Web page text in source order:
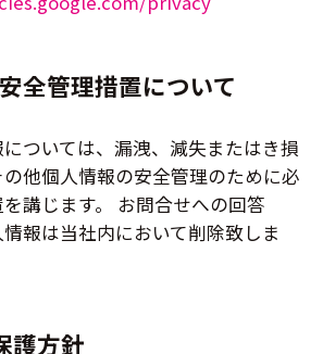
全管理措置について
ついては、漏洩、減失またはき損
他個人情報の安全管理のために必
講じます。 お問合せへの回答
報は当社内において削除致しま
護方針